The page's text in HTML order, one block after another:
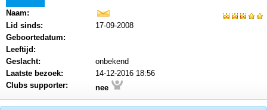
Naam:
Lid sinds:
17-09-2008
Geboortedatum:
Leeftijd:
Geslacht:
onbekend
Laatste bezoek:
14-12-2016 18:56
Clubs supporter:
nee